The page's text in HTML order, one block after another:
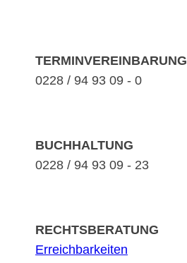
TERMINVEREINBARUNG
0228 / 94 93 09 - 0
BUCHHALTUNG
0228 / 94 93 09 - 23
RECHTSBERATUNG
Erreichbarkeiten